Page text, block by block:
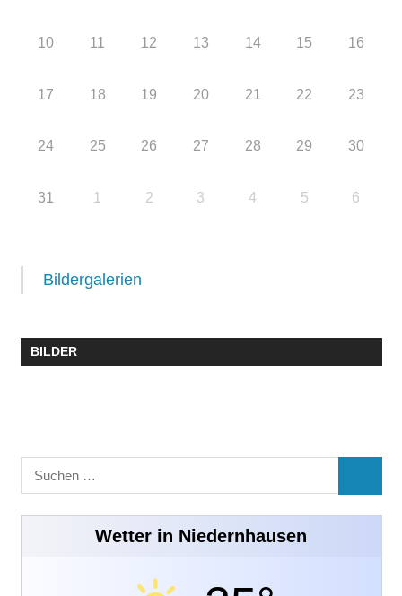
10 11 12 13 14 15 16
17 18 19 20 21 22 23
24 25 26 27 28 29 30
31 1 2 3 4 5 6
Bildergalerien
BILDER
Suchen
nach:
Wetter in Niedernhausen